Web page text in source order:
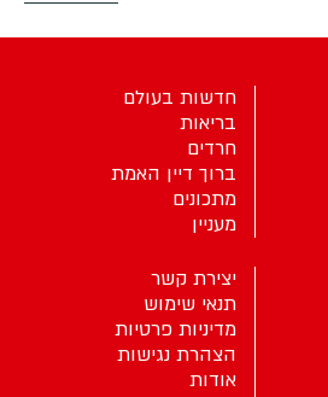
חדשות בעולם
בריאות
חרדים
ברוך דיין האמת
מתכונים
מעניין
יצירת קשר
תנאי שימוש
מדיניות פרטיות
הצהרת נגישות
אודות